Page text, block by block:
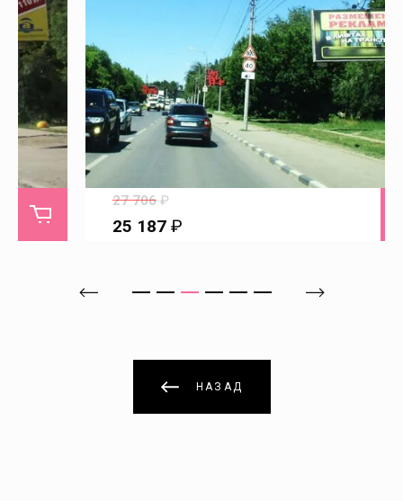
Золотая Степь
Золотое
Ивановка
Ивантеевка
Идолга
Имени Карла Маркса
₽
НАЗАД